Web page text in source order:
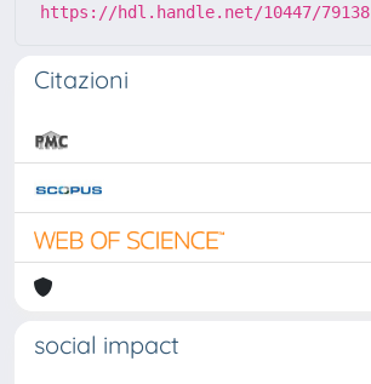
https://hdl.handle.net/10447/79138
Citazioni
social impact